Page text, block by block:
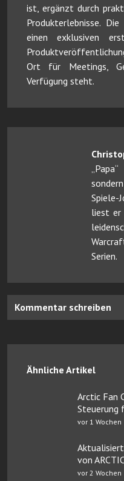
ist, ergänzt durch
Produkterlebnisse.
einen exklusiven
Ort für Meetings,
Verfügung steht.
liest er
Serien.
Kommentar schreiben
Ähnliche Artikel
Arctic Fan
Steuerung
vor 1 Wochen
von
vor 2 Wochen